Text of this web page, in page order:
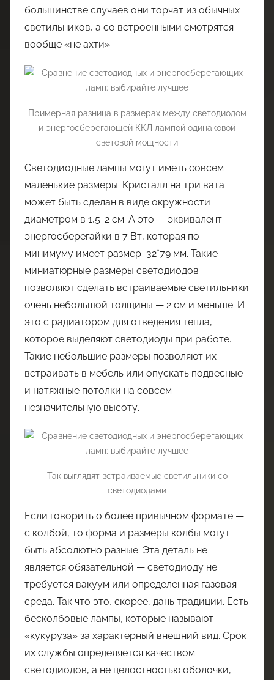
большинстве случаев они торчат из обычных
светильников, а со встроенными смотрятся
вообще «не ахти».
Примерная разница в размерах между светодиодом
и энергосберегающей ККЛ лампой одинаковой
световой мощности
Светодиодные лампы могут иметь совсем
маленькие размеры. Кристалл на три вата
может быть сделан в виде окружности
диаметром в 1,5-2 см. А это — эквивалент
энергосберегайки в 7 Вт, которая по
минимуму имеет размер 32*79 мм. Такие
миниатюрные размеры светодиодов
позволяют сделать встраиваемые светильники
очень небольшой толщины — 2 см и меньше. И
это с радиатором для отведения тепла,
которое выделяют светодиоды при работе.
Такие небольшие размеры позволяют их
встраивать в мебель или опускать подвесные
и натяжные потолки на совсем
незначительную высоту.
Так выглядят встраиваемые светильники со
светодиодами
Если говорить о более привычном формате —
с колбой, то форма и размеры колбы могут
быть абсолютно разные. Эта деталь не
является обязательной — светодиоду не
требуется вакуум или определенная газовая
среда. Так что это, скорее, дань традиции. Есть
бесколбовые лампы, которые называют
«кукуруза» за характерный внешний вид. Срок
их службы определяется качеством
светодиодов, а не целостностью оболочки,